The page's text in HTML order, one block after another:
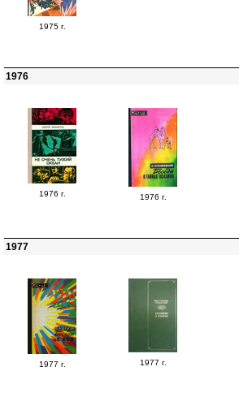
1975 г.
1976
1976 г. 1976 г.
1977
1977 г. 1977 г.